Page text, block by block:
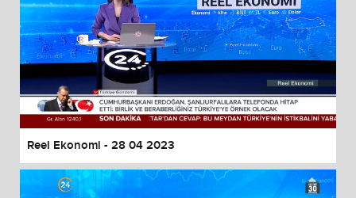
Reel Ekonomi - 28 04 2023